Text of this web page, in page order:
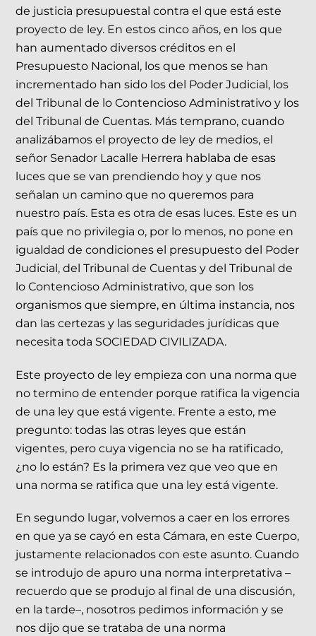
de justicia presupuestal contra el que está este
proyecto de ley. En estos cinco años, en los que
han aumentado diversos créditos en el
Presupuesto Nacional, los que menos se han
incrementado han sido los del Poder Judicial, los
del Tribunal de lo Contencioso Administrativo y los
del Tribunal de Cuentas. Más temprano, cuando
analizábamos el proyecto de ley de medios, el
señor Senador Lacalle Herrera hablaba de esas
luces que se van prendiendo hoy y que nos
señalan un camino que no queremos para
nuestro país. Esta es otra de esas luces. Este es un
país que no privilegia o, por lo menos, no pone en
igualdad de condiciones el presupuesto del Poder
Judicial, del Tribunal de Cuentas y del Tribunal de
lo Contencioso Administrativo, que son los
organismos que siempre, en última instancia, nos
dan las certezas y las seguridades jurídicas que
necesita toda SOCIEDAD CIVILIZADA.
Este proyecto de ley empieza con una norma que
no termino de entender porque ratifica la vigencia
de una ley que está vigente. Frente a esto, me
pregunto: todas las otras leyes que están
vigentes, pero cuya vigencia no se ha ratificado,
¿no lo están? Es la primera vez que veo que en
una norma se ratifica que una ley está vigente.
En segundo lugar, volvemos a caer en los errores
en que ya se cayó en esta Cámara, en este Cuerpo,
justamente relacionados con este asunto. Cuando
se introdujo de apuro una norma interpretativa –
recuerdo que se produjo al final de una discusión,
en la tarde–, nosotros pedimos información y se
nos dijo que se trataba de una norma